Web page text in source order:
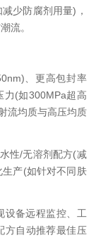
少防腐剂用量)，
流。
、更高包封率
力(如300MPa超高
流均质与高压均质
性/无溶剂配方(减
产(如针对不同肤
设备远程监控、工
方自动推荐最佳压